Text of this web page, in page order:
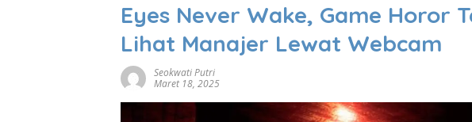
Eyes Never Wake, Game Horor
Lihat Manajer Lewat Webcam
Seokwati Putri
Maret 18, 2025